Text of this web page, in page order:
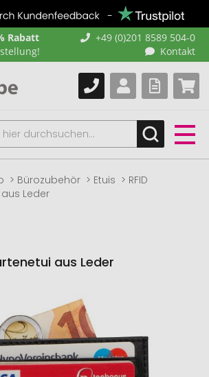
Rabatt
+49 (0)201 8589 504-0
Kontakt
Bürozubehör Etuis
RFID
Leder
aus Leder